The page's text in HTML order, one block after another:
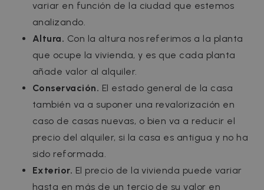
variar en función de la ciudad que estemos
analizando.
Altura. Con la altura nos referimos a la planta
que ocupe la vivienda, y es que cada planta
añade valor al alquiler.
Conservación. El estado general de la casa
también va a suponer una revalorización en
caso de casas nuevas, o bien va a reducir el
precio del alquiler, si la casa es antigua y no ha
sido reformada.
Exterior. El precio de la vivienda puede variar
hasta en más de un tercio de su valor en